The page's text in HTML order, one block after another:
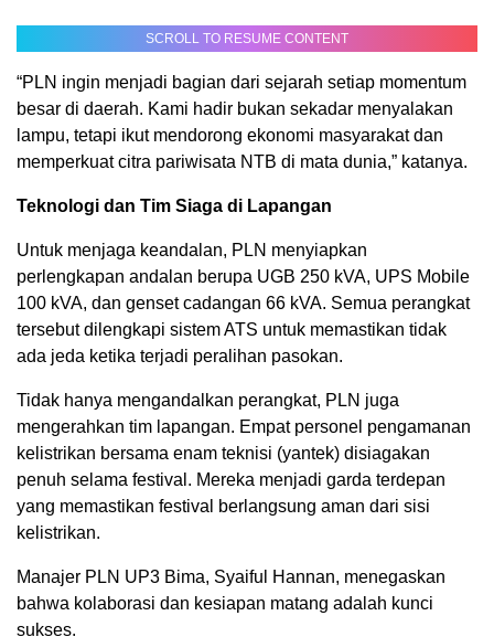
SCROLL TO RESUME CONTENT
“PLN ingin menjadi bagian dari sejarah setiap momentum
besar di daerah. Kami hadir bukan sekadar menyalakan
lampu, tetapi ikut mendorong ekonomi masyarakat dan
memperkuat citra pariwisata NTB di mata dunia,” katanya.
Teknologi dan Tim Siaga di Lapangan
Untuk menjaga keandalan, PLN menyiapkan
perlengkapan andalan berupa UGB 250 kVA, UPS Mobile
100 kVA, dan genset cadangan 66 kVA. Semua perangkat
tersebut dilengkapi sistem ATS untuk memastikan tidak
ada jeda ketika terjadi peralihan pasokan.
Tidak hanya mengandalkan perangkat, PLN juga
mengerahkan tim lapangan. Empat personel pengamanan
kelistrikan bersama enam teknisi (yantek) disiagakan
penuh selama festival. Mereka menjadi garda terdepan
yang memastikan festival berlangsung aman dari sisi
kelistrikan.
Manajer PLN UP3 Bima, Syaiful Hannan, menegaskan
bahwa kolaborasi dan kesiapan matang adalah kunci
sukses.